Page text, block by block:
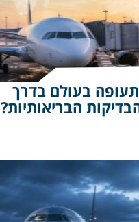
בעולם בדרך
הבריאותיות?